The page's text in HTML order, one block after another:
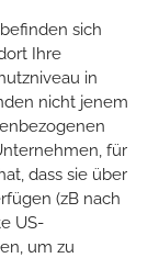
sich
Ihre
in
nicht jenem
für
dass sie über
(zB nach
US-
um zu